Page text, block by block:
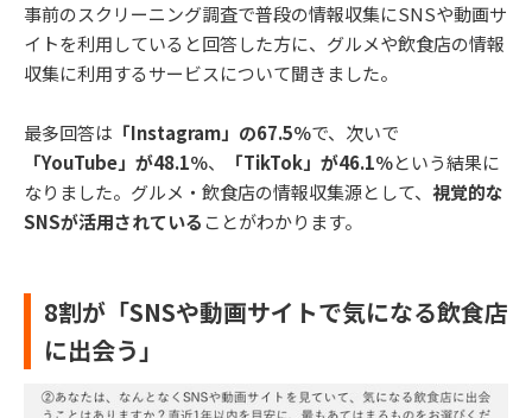
事前のスクリーニング調査で普段の情報収集にSNSや動画サ
イトを利用していると回答した方に、グルメや飲食店の情報
収集に利用するサービスについて聞きました。
最多回答は 「Instagram」の67.5％で、次いで
「YouTube」が48.1％、 「TikTok」が46.1％という結果に
なりました。グルメ・飲食店の情報収集源として、 視覚的な
SNSが活用されていることがわかります。
8割が「SNSや動画サイトで気になる飲食店
に出会う」